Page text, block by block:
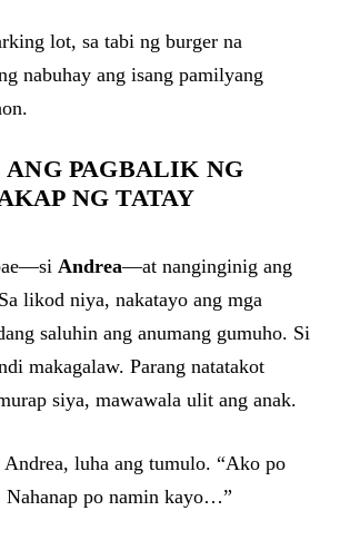
lot, sa tabi ng burger na
nabuhay ang isang pamilyang
ANG PAGBALIK NG
NG TATAY
Andrea—at nanginginig ang
likod niya, nakatayo ang mga
saluhin ang anumang gumuho. Si
makagalaw. Parang natatakot
siya, mawawala ulit ang anak.
luha ang tumulo. “Ako po
po namin kayo…”